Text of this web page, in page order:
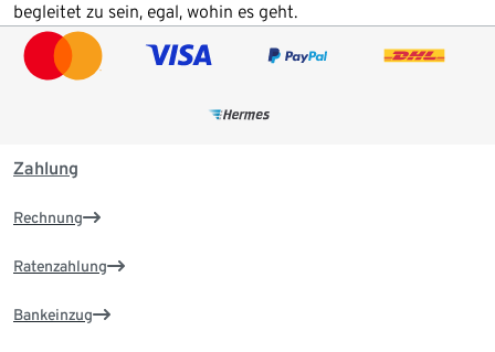
begleitet zu sein, egal, wohin es geht.
Zahlung
Rechnung
Ratenzahlung
Bankeinzug